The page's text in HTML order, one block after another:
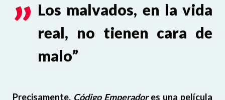
Los malvados, en la vida
real, no tienen cara de
malo”
Precisamente, Código Emperadores una película